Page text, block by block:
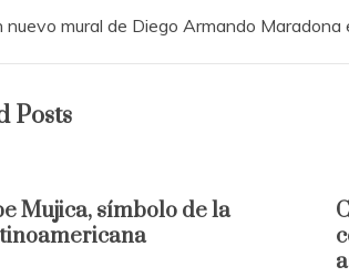
nuevo mural de Diego Armando Maradona
Posts
Mujica, símbolo de la